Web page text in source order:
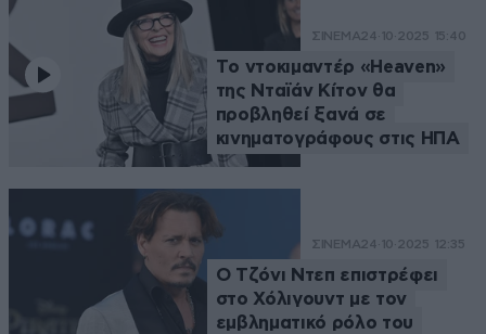
ΣΙΝΕΜΑ24·10·2025 15:40
Tο ντοκιμαντέρ «Heaven»
της Νταϊάν Κίτον θα
προβληθεί ξανά σε
κινηματογράφους στις ΗΠΑ
ΣΙΝΕΜΑ24·10·2025 12:35
Ο Τζόνι Ντεπ επιστρέφει
στο Χόλιγουντ με τον
εμβληματικό ρόλο του